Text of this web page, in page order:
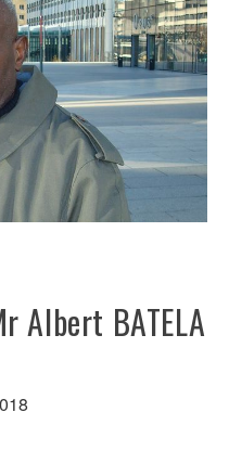
Albert BATELA